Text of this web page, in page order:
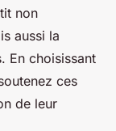
non
aussi la
En choisissant
ces
de leur